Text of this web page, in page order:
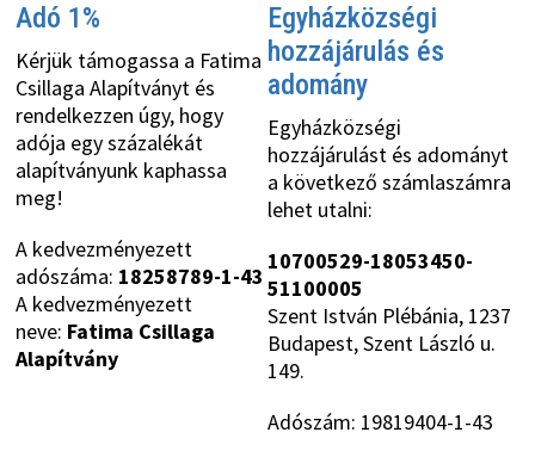
Adó 1%
Kérjük támogassa a Fatima
Csillaga Alapítványt és
rendelkezzen úgy, hogy
adója egy százalékát
alapítványunk kaphassa
meg!
A kedvezményezett
adószáma: 18258789-1-43
A kedvezményezett
neve: Fatima Csillaga
Alapítvány
Egyházközségi
hozzájárulás és
adomány
Egyházközségi
hozzájárulást és adományt
a következő számlaszámra
lehet utalni:
10700529-18053450-
51100005
Szent István Plébánia, 1237
Budapest, Szent László u.
149.
Adószám: 19819404-1-43